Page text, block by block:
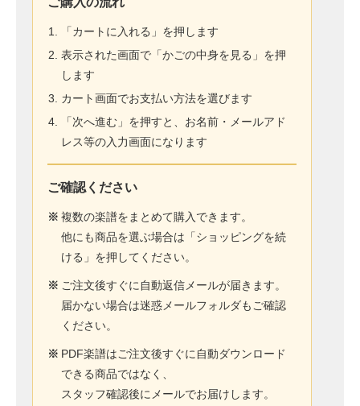
「カートに入れる」を押します
表示された画面で「かごの中身を見る」を押
します
カート画面でお支払い方法を選びます
「次へ進む」を押すと、お名前・メールアド
レス等の入力画面になります
ご確認ください
※ 複数の楽譜をまとめて購入できます。
他にも商品を選ぶ場合は「ショッピングを続
ける」を押してください。
※ ご注文後すぐに自動返信メールが届きます。
届かない場合は迷惑メールフォルダもご確認
ください。
※ PDF楽譜はご注文後すぐに自動ダウンロード
できる商品ではなく、
スタッフ確認後にメールでお届けします。